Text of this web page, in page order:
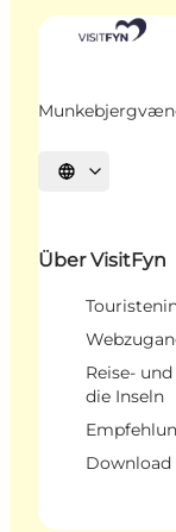
Sprache
Über VisitFyn
Reise-
die Inseln
Download